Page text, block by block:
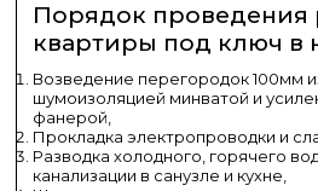
Порядок проведения
квартиры под ключ в
Возведение перегородок 100мм
шумоизоляцией минватой и
фанерой,
Прокладка электропроводки и
Разводка холодного, горячего
канализации в санузле и кухне,